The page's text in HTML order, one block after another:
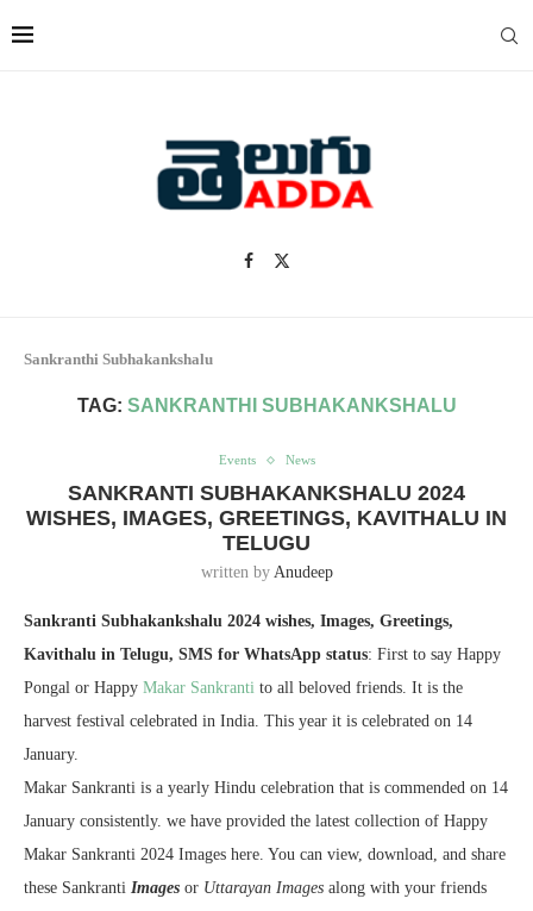
Sankranthi Subhakankshalu
TAG: SANKRANTHI SUBHAKANKSHALU
Events News
SANKRANTI SUBHAKANKSHALU 2024
WISHES, IMAGES, GREETINGS, KAVITHALU IN
TELUGU
written by Anudeep
Sankranti Subhakankshalu 2024 wishes, Images, Greetings,
Kavithalu in Telugu, SMS for WhatsApp status: First to say Happy
Pongal or Happy Makar Sankranti to all beloved friends. It is the
harvest festival celebrated in India. This year it is celebrated on 14
January.
Makar Sankranti is a yearly Hindu celebration that is commended on 14
January consistently. we have provided the latest collection of Happy
Makar Sankranti 2024 Images here. You can view, download, and share
these Sankranti Images or Uttarayan Images along with your friends